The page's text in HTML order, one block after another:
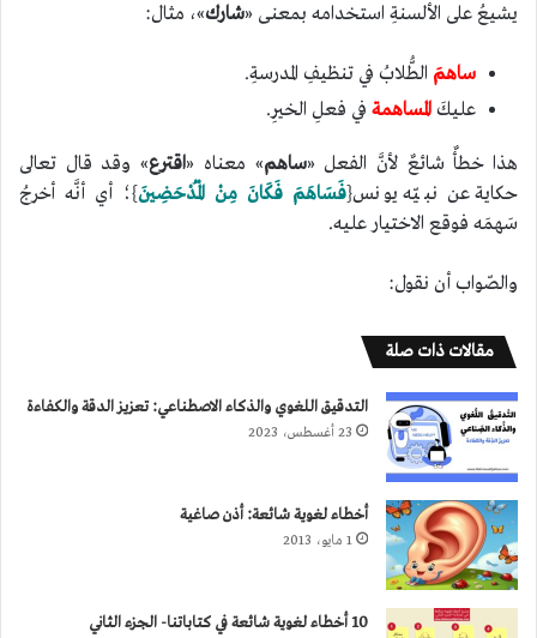
يشيعُ على الألسنةِ استخدامه بمعنى «شارك»، مثال:
ساهمَ الطُّلابُ في تنظيفِ المدرسةِ.
عليكَ المساهمة في فعلِ الخيرِ.
هذا خطأٌ شائعٌ لأنَّ الفعل «ساهم» معناه «اقترع» وقد قال تعالى
حكاية عن نبيّه يونس{فَسَاهَمَ فَكَانَ مِنْ الْمُدْحَضِينَ}؛ أي أنَّه أخرجُ
سَهمَه فوقع الاختيار عليه.
والصّواب أن نقول:
مقالات ذات صلة
التدقيق اللغوي والذكاء الاصطناعي: تعزيز الدقة والكفاءة
23 أغسطس، 2023
أخطاء لغوية شائعة: أذن صاغية
1 مايو، 2013
10 أخطاء لغوية شائعة في كتاباتنا- الجزء الثاني